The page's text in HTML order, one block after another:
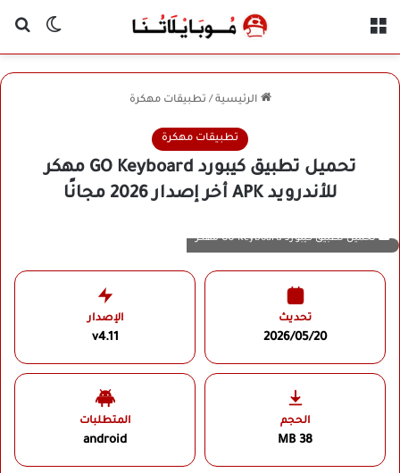
الوضع
الرئيسية / تطبيقات مهكرة
تطبيقات مهكرة
تحميل تطبيق كيبورد GO Keyboard مهكر
للأندرويد APK أخر إصدار 2026 مجانًا
تحميل تطبيق كيبورد GO Keyboard مهكر
تحديث
2026/05/20
الإصدار
v4.11
الحجم
38 MB
المتطلبات
android